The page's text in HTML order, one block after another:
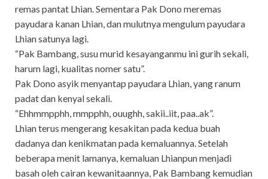
remas pantat Lhian. Sementara Pak Dono meremas
payudara kanan Lhian, dan mulutnya mengulum payudara
Lhian satunya lagi.
“Pak Bambang, susu murid kesayanganmu ini gurih sekali,
harum lagi, kualitas nomer satu”.
Pak Dono asyik menyantap payudara Lhian, yang ranum
padat dan kenyal sekali.
“Ehhmmpphh, mmpphh, ouughh, sakii..iit, paa..ak”.
Lhian terus mengerang kesakitan pada kedua buah
dadanya dan kenikmatan pada kemaluannya. Setelah
beberapa menit lamanya, kemaluan Lhianpun menjadi
basah oleh cairan kewanitaannya, Pak Bambang kemudian